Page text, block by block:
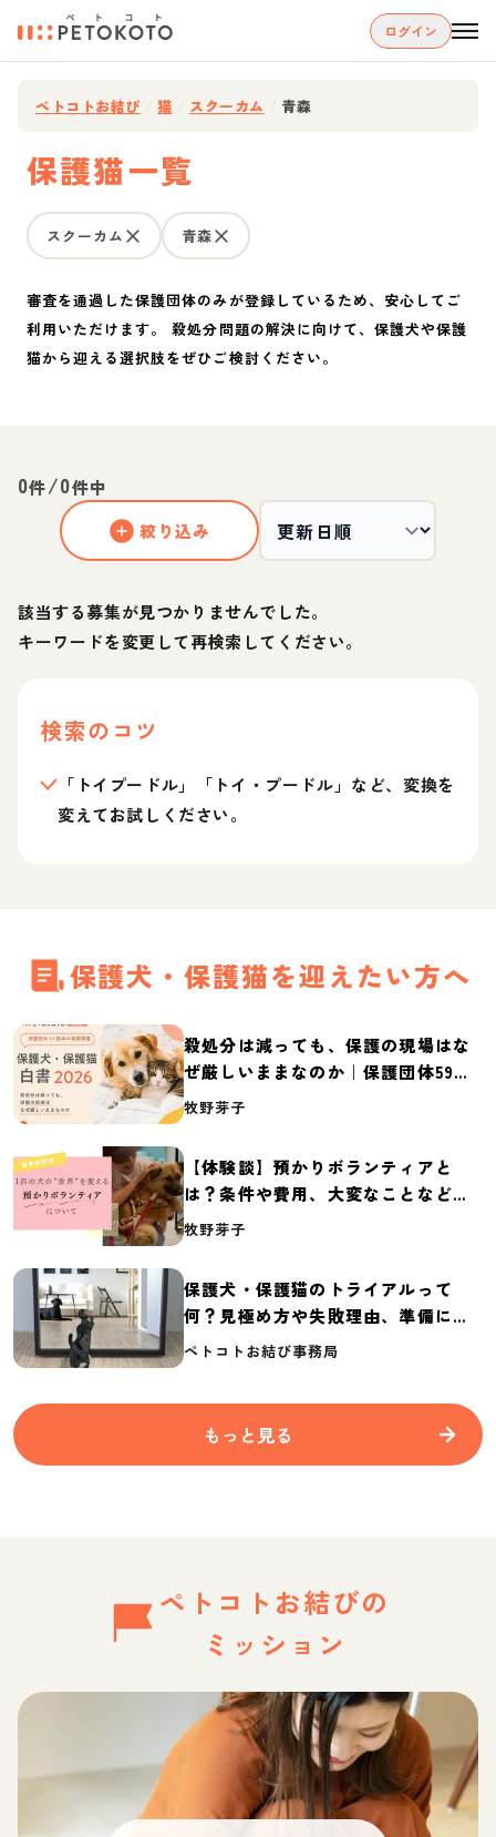
ログイン
ペトコトお結び 猫 スクーカム 青森
保護猫一覧
スクーカム 青森
審査を通過した保護団体のみが登録しているため、安心してご
利用いただけます。 殺処分問題の解決に向けて、保護犬や保護
猫から迎える選択肢をぜひご検討ください。
0件/0件中
絞り込み
該当する募集が見つかりませんでした。
キーワードを変更して再検索してください。
検索のコツ
「トイプードル」「トイ・プードル」など、変換を
変えてお試しください。
保護犬・保護猫を迎えたい方へ
殺処分は減っても、保護の現場はな
ぜ厳しいままなのか｜保護団体59団
体の実態調査【保護犬・保護猫白書
牧野芽子
【体験談】預かりボランティアと
は？条件や費用、大変なことなど紹
介
牧野芽子
保護犬・保護猫のトライアルって
何？見極め方や失敗理由、準備に必
要なものを紹介
ペトコトお結び事務局
もっと見る
ペトコトお結びの
ミッション